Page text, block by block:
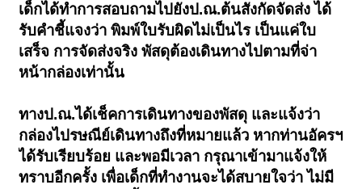
เด็กได้ทำการสอบถามไปยังป.ณ.ต้นสังกัดจัดส่ง ได้
รับคำชี้แจงว่า พิมพ์ใบรับผิดไม่เป็นไร เป็นแค่ใบ
เสร็จ การจัดส่งจริง พัสดุต้องเดินทางไปตามที่จ่า
หน้ากล่องเท่านั้น
ทางป.ณ.ได้เช็คการเดินทางของพัสดุ และแจ้งว่า
กล่องไปรษณีย์เดินทางถึงที่หมายแล้ว หากท่านอัครฯ
ได้รับเรียบร้อย และพอมีเวลา กรุณาเข้ามาแจ้งให้
ทราบอีกครั้ง เพื่อเด็กที่ทำงานจะได้สบายใจว่า ไม่มี